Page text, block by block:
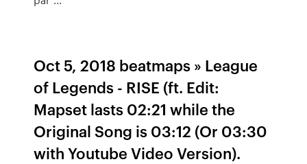
Oct 5, 2018 beatmaps » League
of Legends - RISE (ft. Edit:
Mapset lasts 02:21 while the
Original Song is 03:12 (Or 03:30
with Youtube Video Version).